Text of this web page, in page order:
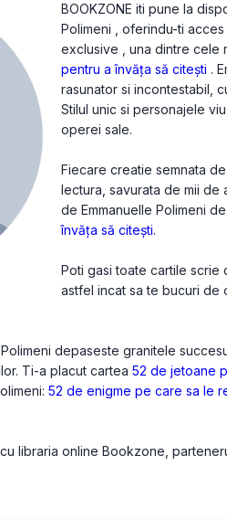
BOOKZONE iti pune la
Polimeni , oferindu-ti
exclusive , una dintre cele
pentru a învăța să citești .
rasunator si incontestabil,
Stilul unic si personajele
operei sale.
Fiecare creatie semnata
lectura, savurata de mii de
de Emmanuelle Polimeni
învăța să citești.
Poti gasi toate cartile scrie
astfel incat sa te bucuri
depaseste granitele
Ti-a placut cartea52 de jetoane
52 de enigme pe care sa le
libraria online Bookzone,